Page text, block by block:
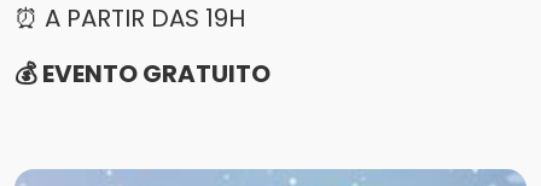
⏰ A PARTIR DAS 19H
💰 EVENTO GRATUITO